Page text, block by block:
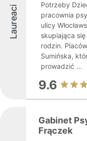
Laureaci
Potrzeby
pracownia
ulicy
skupiająca
rodzin.
Sumińska,
prowadzić ...
9.6
Gabinet
Frączek